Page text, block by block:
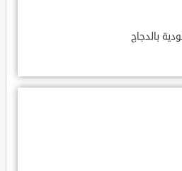
بالدجاج